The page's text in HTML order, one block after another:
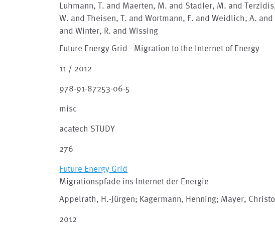
Luhmann, T. and Maerten, M. and Stadler, M. and
W. and Theisen, T. and Wortmann, F. and Weidlich, A. and
and Winter, R. and Wissing
Future Energy Grid - Migration to the Internet of Energy
11 / 2012
978-91-87253-06-5
misc
acatech STUDY
276
Future Energy Grid
Migrationspfade ins Internet der Energie
Appelrath, H.-Jürgen; Kagermann, Henning; Mayer,
2012